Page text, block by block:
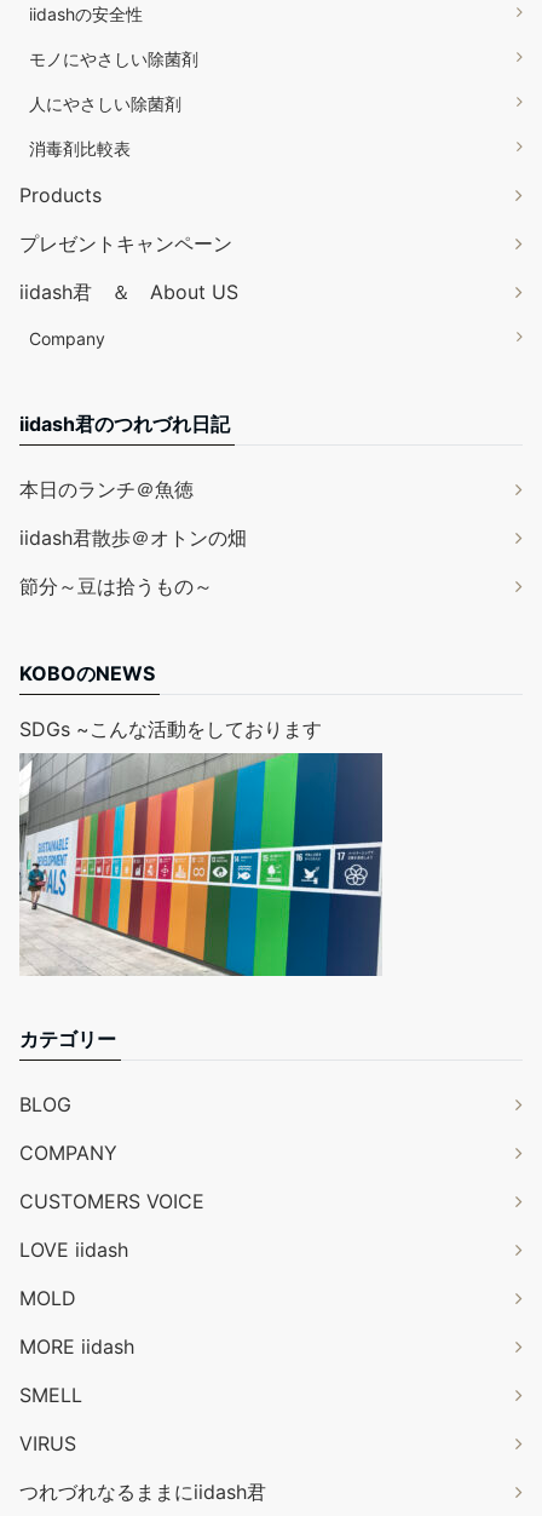
iidashの安全性
モノにやさしい除菌剤
人にやさしい除菌剤
消毒剤比較表
Products
プレゼントキャンペーン
iidash君 ＆ About US
Company
iidash君のつれづれ日記
本日のランチ＠魚徳
iidash君散歩＠オトンの畑
節分～豆は拾うもの～
KOBOのNEWS
SDGs ~こんな活動をしております
カテゴリー
BLOG
COMPANY
CUSTOMERS VOICE
LOVE iidash
MOLD
MORE iidash
SMELL
VIRUS
つれづれなるままにiidash君